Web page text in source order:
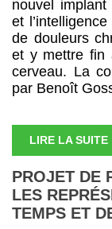
nouvel implant
et
de douleurs
et y mettre fin
cerveau. La
par Benoît
LIRE LA SUITE
PROJET DE
LES
TEMPS ET